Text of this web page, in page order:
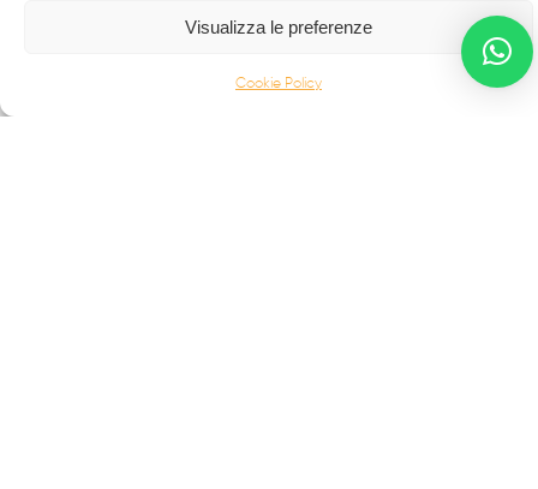
Visualizza le preferenze
Cookie Policy
simbolo dell’eccellenza made in